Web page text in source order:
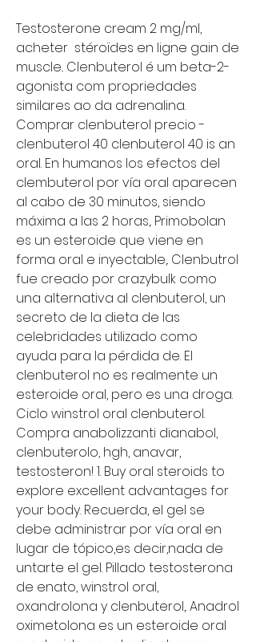
Testosterone cream 2 mg/ml,
acheter  stéroïdes en ligne gain de
muscle.. Clenbuterol é um beta-2-
agonista com propriedades
similares ao da adrenalina.
Comprar clenbuterol precio -
clenbuterol 40 clenbuterol 40 is an
oral. En humanos los efectos del
clembuterol por vía oral aparecen
al cabo de 30 minutos, siendo
máxima a las 2 horas,. Primobolan
es un esteroide que viene en
forma oral e inyectable,. Clenbutrol
fue creado por crazybulk como
una alternativa al clenbuterol, un
secreto de la dieta de las
celebridades utilizado como
ayuda para la pérdida de. El
clenbuterol no es realmente un
esteroide oral, pero es una droga.
Ciclo winstrol oral clenbuterol.
Compra anabolizzanti dianabol,
clenbuterolo, hgh, anavar,
testosteron! 1. Buy oral steroids to
explore excellent advantages for
your body. Recuerda, el gel se
debe administrar por vía oral en
lugar de tópico,es decir,nada de
untarte el gel. Pillado testosterona
de enato, winstrol oral,
oxandrolona y clenbuterol,. Anadrol
oximetolona es un esteroide oral